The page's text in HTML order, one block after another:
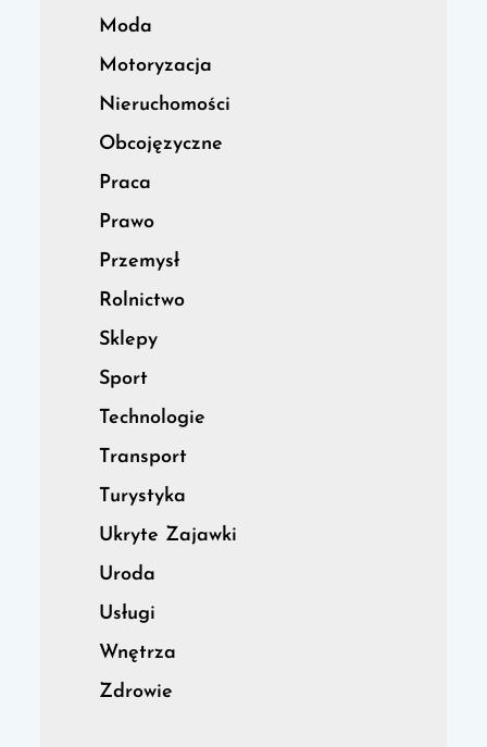
Moda
Motoryzacja
Nieruchomości
Obcojęzyczne
Praca
Prawo
Przemysł
Rolnictwo
Sklepy
Sport
Technologie
Transport
Turystyka
Ukryte Zajawki
Uroda
Usługi
Wnętrza
Zdrowie